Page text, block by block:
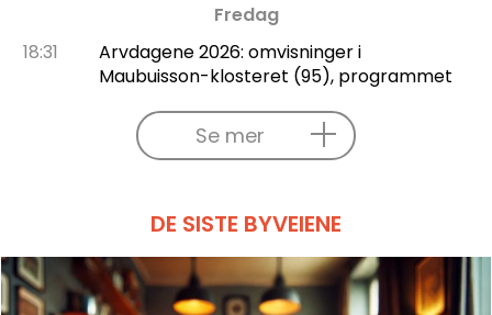
Fredag
18:31
Arvdagene 2026: omvisninger i
Maubuisson-klosteret (95), programmet
Se mer
DE SISTE BYVEIENE